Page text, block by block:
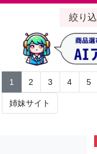
絞り
1 2 3 4 5
姉妹サイト